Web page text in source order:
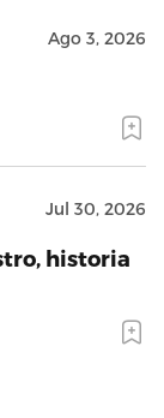
Ago 3, 2026
Jul 30, 2026
historia